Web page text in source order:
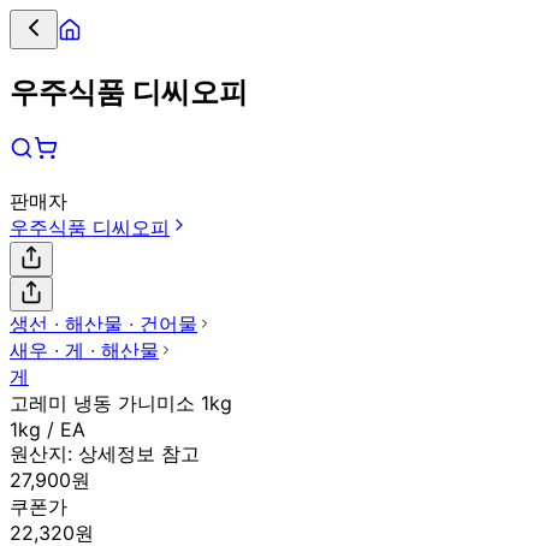
우주식품 디씨오피
판매자
우주식품 디씨오피
생선 ∙ 해산물 ∙ 건어물
새우 ∙ 게 ∙ 해산물
게
고레미 냉동 가니미소 1kg
1kg / EA
원산지: 상세정보 참고
27,900원
쿠폰가
22,320원